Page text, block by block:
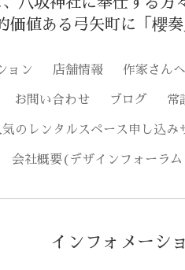
価値ある弓矢町に「櫻奏
ョン 店舗情報 作家さんへ
お問い合わせ ブログ 常
気のレンタルスペース申し込み
会社概要(デザインフォーラム
インフォメーシ